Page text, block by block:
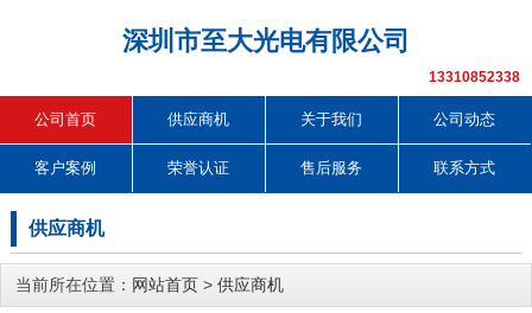
深圳市至大光电有限公司
13310852338
公司首页 供应商机 关于我们 公司动态
客户案例 荣誉认证 售后服务 联系方式
供应商机
当前所在位置： 网站首页 > 供应商机